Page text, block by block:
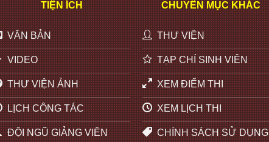
TIỆN ÍCH
VĂN BẢN
VIDEO
THƯ VIỆN ẢNH
LỊCH CÔNG TÁC
ĐỘI NGŨ GIẢNG VIÊN
CHUYÊN MỤC KHÁC
THƯ VIỆN
TẠP CHÍ SINH VIÊN
XEM ĐIỂM THI
XEM LỊCH THI
CHÍNH SÁCH SỬ DỤNG